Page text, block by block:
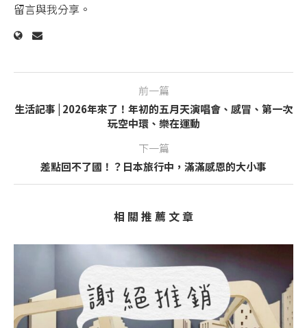
留言與我分享。
前一篇
生活記事 | 2026年來了！年初的五月天演唱會、感冒、第一次
玩空中環、樂在運動
下一篇
差點回不了國！？日本旅行中，滿滿感恩的大小事
相 關 推 薦 文 章